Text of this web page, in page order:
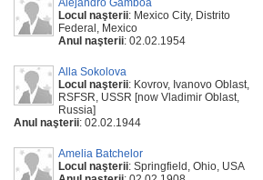
Alejandro Gamboa
Locul naşterii: Mexico City, Distrito
Federal, Mexico
Anul naşterii: 02.02.1954
Alla Sokolova
Locul naşterii: Kovrov, Ivanovo Oblast,
RSFSR, USSR [now Vladimir Oblast,
Russia]
Anul naşterii: 02.02.1944
Amelia Batchelor
Locul naşterii: Springfield, Ohio, USA